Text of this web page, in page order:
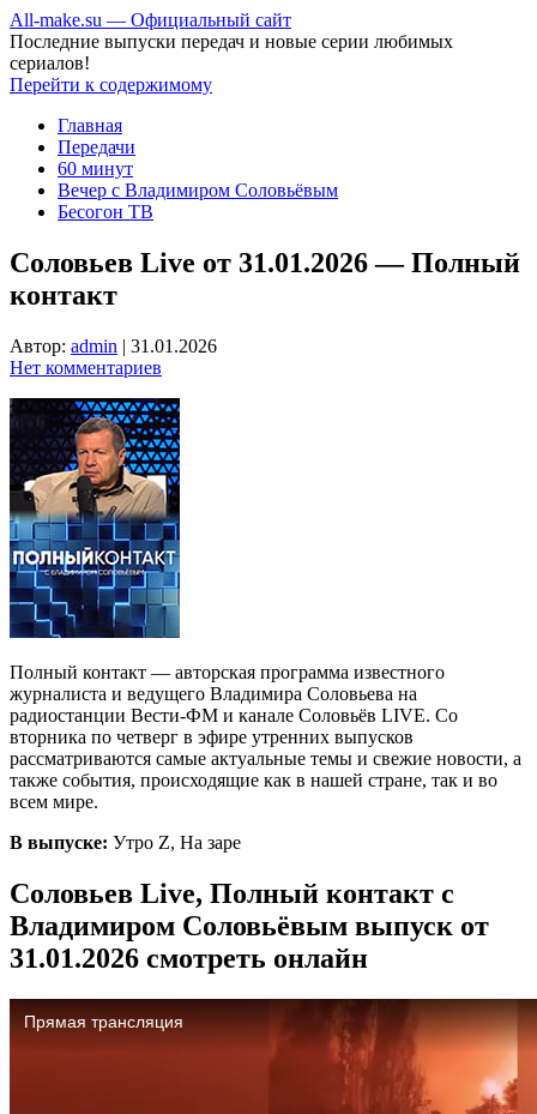
All-make.su — Официальный сайт
Последние выпуски передач и новые серии любимых
сериалов!
Перейти к содержимому
Главная
Передачи
60 минут
Вечер с Владимиром Соловьёвым
Бесогон ТВ
Соловьев Live от 31.01.2026 — Полный
контакт
Автор: admin | 31.01.2026
Нет комментариев
Полный контакт — авторская программа известного
журналиста и ведущего Владимира Соловьева на
радиостанции Вести-ФМ и канале Соловьёв LIVE. Со
вторника по четверг в эфире утренних выпусков
рассматриваются самые актуальные темы и свежие новости, а
также события, происходящие как в нашей стране, так и во
всем мире.
В выпуске: Утро Z, На заре
Соловьев Live, Полный контакт с
Владимиром Соловьёвым выпуск от
31.01.2026 смотреть онлайн